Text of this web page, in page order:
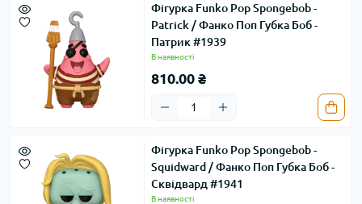
Фігурка Funko Pop Spongebob -
Patrick / Фанко Поп Губка Боб -
Патрик #1939
В наявності
810.00 ₴
Фігурка Funko Pop Spongebob -
Squidward / Фанко Поп Губка Боб -
Сквідвард #1941
В наявності